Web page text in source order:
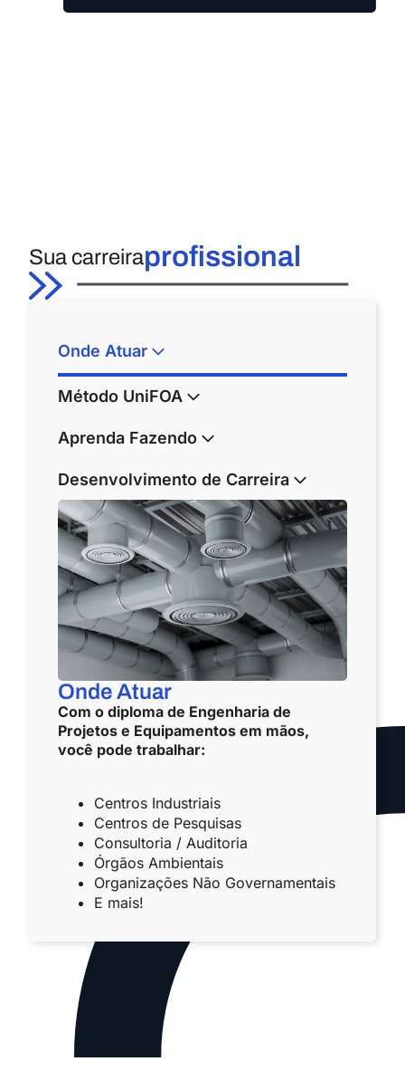
Sua carreiraprofissional
Onde Atuar
Método UniFOA
Aprenda Fazendo
Desenvolvimento de Carreira
Onde Atuar
Com o diploma de Engenharia de
Projetos e Equipamentos em mãos,
você pode trabalhar:
Centros Industriais
Centros de Pesquisas
Consultoria / Auditoria
Órgãos Ambientais
Organizações Não Governamentais
E mais!